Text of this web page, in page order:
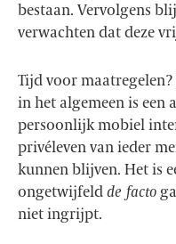
bestaan. Vervolgens
verwachten dat deze
Tijd voor
in het algemeen is een
persoonlijk mobiel
privéleven van ieder
kunnen blijven. Het is
ongetwijfeldde facto
niet ingrijpt.